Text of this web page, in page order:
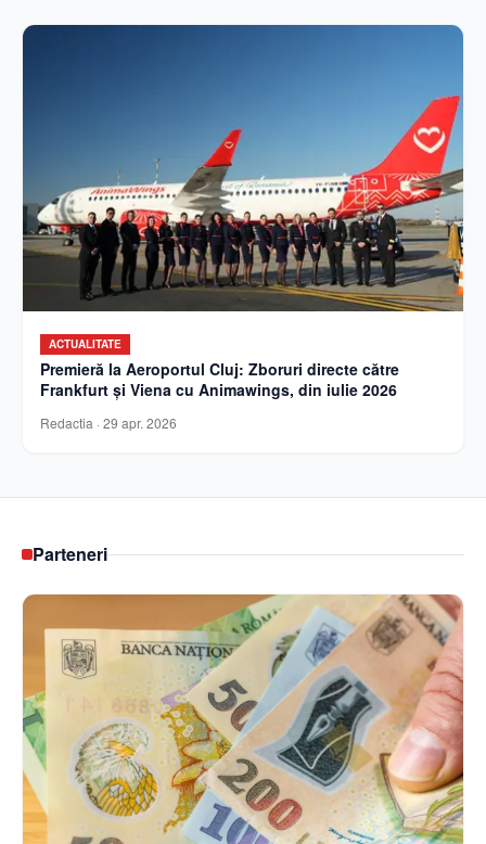
ACTUALITATE
Premieră la Aeroportul Cluj: Zboruri directe către
Frankfurt și Viena cu Animawings, din iulie 2026
Redactia · 29 apr. 2026
Parteneri